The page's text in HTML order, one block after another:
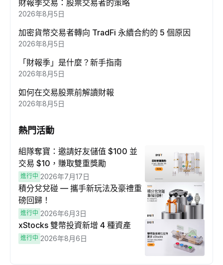
財報季交易：股票交易者的策略
2026年8月5日
加密貨幣交易者轉向 TradFi 永續合約的 5 個原因
2026年8月5日
「財報季」是什麼？新手指南
2026年8月5日
如何在交易股票前解讀財報
2026年8月5日
熱門活動
組隊奪寶：邀請好友儲值 $100 並
交易 $10，賺取雙重獎勵
進行中 2026年7月17日
積分兌兌碰 — 攜手新玩法及豪禮重
磅回歸！
進行中 2026年6月3日
xStocks 雙幣投資新增 4 種資產
進行中 2026年8月6日